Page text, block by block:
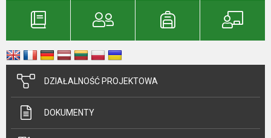
DZIAŁALNOŚĆ PROJEKTOWA
DOKUMENTY